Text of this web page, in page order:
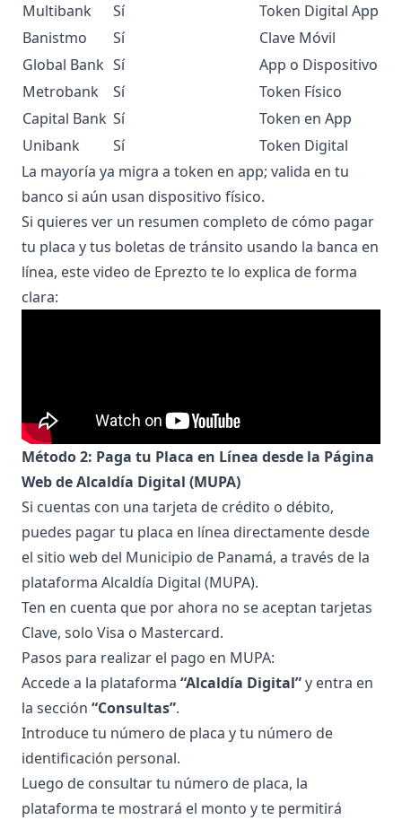
Multibank Sí
Token Digital App
Banistmo
Sí
Clave Móvil
Global Bank Sí
App o Dispositivo
Metrobank
Sí
Token Físico
Capital Bank Sí
Token en App
Unibank
Sí
Token Digital
La mayoría ya migra a token en app; valida en tu
banco si aún usan dispositivo físico.
Si quieres ver un resumen completo de cómo pagar
tu placa y tus boletas de tránsito usando la banca en
línea, este video de Eprezto te lo explica de forma
clara:
Método 2: Paga tu Placa en Línea desde la Página
Web de Alcaldía Digital (MUPA)
Si cuentas con una tarjeta de crédito o débito,
puedes pagar tu placa en línea directamente desde
el sitio web del Municipio de Panamá, a través de la
plataforma Alcaldía Digital (MUPA).
Ten en cuenta que por ahora no se aceptan tarjetas
Clave, solo Visa o Mastercard.
Pasos para realizar el pago en MUPA:
Accede a la plataforma “Alcaldía Digital”y entra en
la sección “Consultas”.
Introduce tu número de placa y tu número de
identificación personal.
Luego de consultar tu número de placa, la
plataforma te mostrará el monto y te permitirá